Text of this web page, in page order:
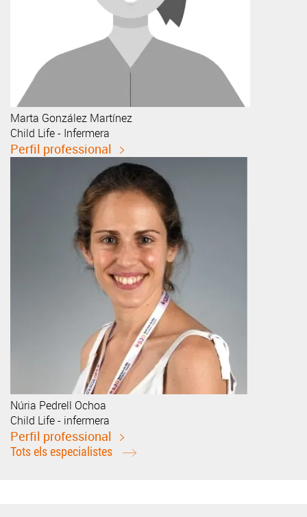
Marta González Martínez
Child Life - Infermera
Perfil professional
Núria Pedrell Ochoa
Child Life - infermera
Perfil professional
Tots els especialistes